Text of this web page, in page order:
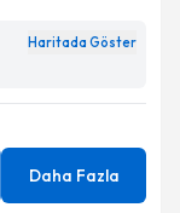
Haritada Göster
Daha Fazla